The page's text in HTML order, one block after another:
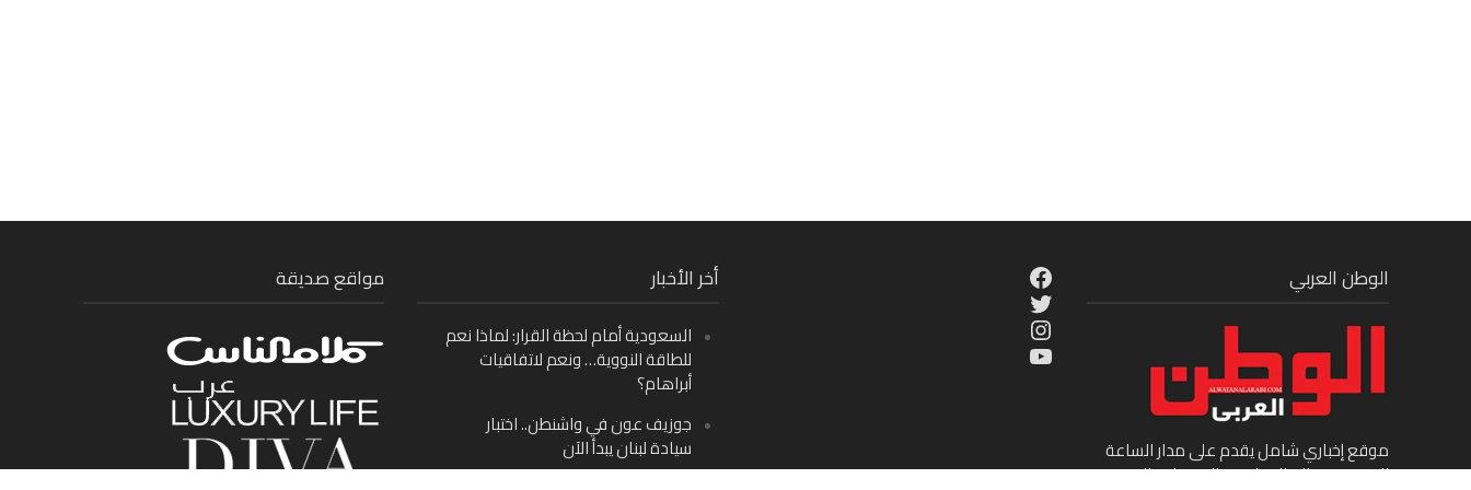
مواقع صديقة أخر الأخبار
السعودية أمام لحظة القرار: لماذا نعم
للطاقة النووية… ونعم لاتفاقيات
أبراهام؟
جوزيف عون في واشنطن.. اختبار
سيادة لبنان يبدأ الآن
Facebook
Twitter
Instagram
YouTube
الوطن العربي
موقع إخباري شامل يقدم على مدار الساعة
الجديد في عالم السياسة والاقتصاد والفن